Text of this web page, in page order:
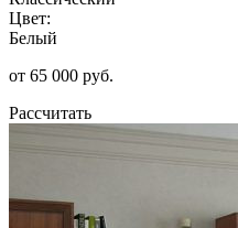
Цвет:
Белый
от 65 000 руб.
Рассчитать